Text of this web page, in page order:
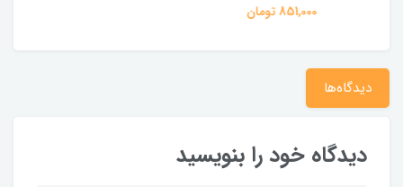
851,000 تومان
دیدگاه‌ها
دیدگاه خود را بنویسید